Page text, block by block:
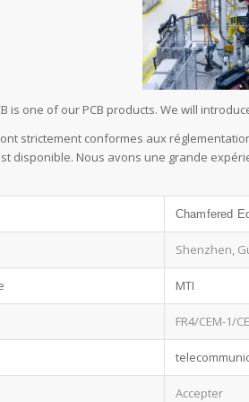
is one of our PCB products. We will
strictement conformes aux
disponible. Nous avons une grande
Chamfered
Shenzhen,
MTI
FR4/CEM-1/
Accepter